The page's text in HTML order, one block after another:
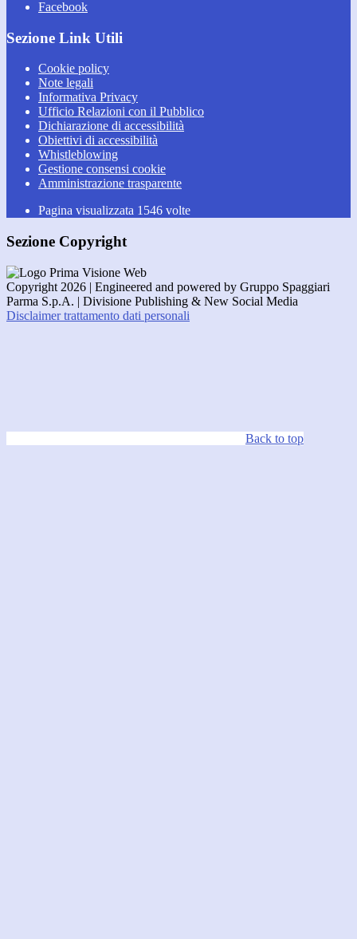
Facebook
Sezione Link Utili
Cookie policy
Note legali
Informativa Privacy
Ufficio Relazioni con il Pubblico
Dichiarazione di accessibilità
Obiettivi di accessibilità
Whistleblowing
Gestione consensi cookie
Amministrazione trasparente
Pagina visualizzata 1546 volte
Sezione Copyright
Copyright 2026 | Engineered and powered by Gruppo Spaggiari
Parma S.p.A. | Divisione Publishing & New Social Media
Disclaimer trattamento dati personali
Back to top